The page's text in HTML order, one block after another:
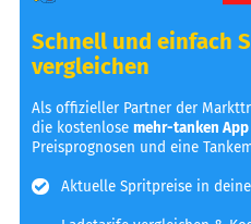
Schnell und einfach
vergleichen
Als offizieller Partner der
die kostenlosemehr-tanken
Preisprognosen und eine
Aktuelle Spritpreise in